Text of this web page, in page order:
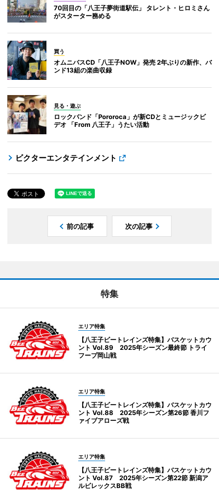
70回目の「八王子夢街道駅伝」 タレント・ヒロミさん
がスターター務める
買う
オムニバスCD「八王子NOW」発売 2年ぶりの新作、バ
ンド13組の楽曲収録
見る・遊ぶ
ロックバンド「Pororoca」が新CDとミュージックビ
デオ 「From 八王子」うたい活動
ビクターエンタテインメント
前の記事 次の記事
特集
エリア特集
【八王子ビートレインズ特集】バスケットカウ
ント Vol.89 2025年シーズン最終節 トライ
フープ岡山戦
エリア特集
【八王子ビートレインズ特集】バスケットカウ
ント Vol.88 2025年シーズン第26節 香川フ
ァイブアローズ戦
エリア特集
【八王子ビートレインズ特集】バスケットカウ
ント Vol.87 2025年シーズン第22節 新潟ア
ルビレックスBB戦